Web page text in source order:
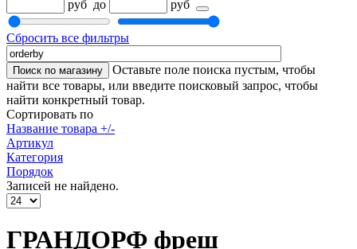
руб до руб
Сбросить все фильтры
Оставьте поле поиска пустым, чтобы
найти все товары, или введите поисковый запрос, чтобы
найти конкретный товар.
Сортировать по
Название товара +/-
Артикул
Категория
Порядок
Записей не найдено.
ГРАНДОРФ фреш